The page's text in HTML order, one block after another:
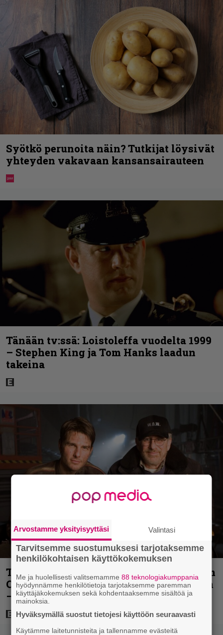
Syötkö perunoita näin? Tutkijat löysivät
yhteyden vakavaan kansansairauteen
Tänään tv:ssä: Loistoleffa vuodelta 1999
– Stephen King ja Tom Hanks laadun
takeina
Tänään tv:ssä: Steven Spielbergin ja Tom
Cruisen kaveruus loppui 21 vuotta sitten
– Syynä Cruisen nolo käytös
Arvostamme yksityisyyttäsi Valintasi
Tarvitsemme suostumuksesi tarjotaksemme
henkilökohtaisen käyttökokemuksen
Me ja huolellisesti valitsemamme88 teknologiakumppania
hyödynnämme henkilötietoja tarjotaksemme paremman
käyttäjäkokemuksen sekä kohdentaaksemme sisältöä ja
mainoksia.
Hyväksymällä suostut tietojesi käyttöön seuraavasti
Käytämme laitetunnisteita ja tallennamme evästeitä